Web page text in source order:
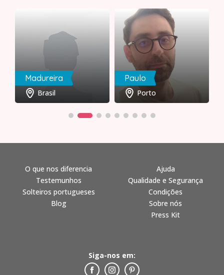
Madureira
Brasil
Paulo
Porto
O que nos diferencia
Testemunhos
Solteiros portugueses
Blog
Ajuda
Qualidade e Segurança
Condições
Sobre nós
Press Kit
Siga-nos em: